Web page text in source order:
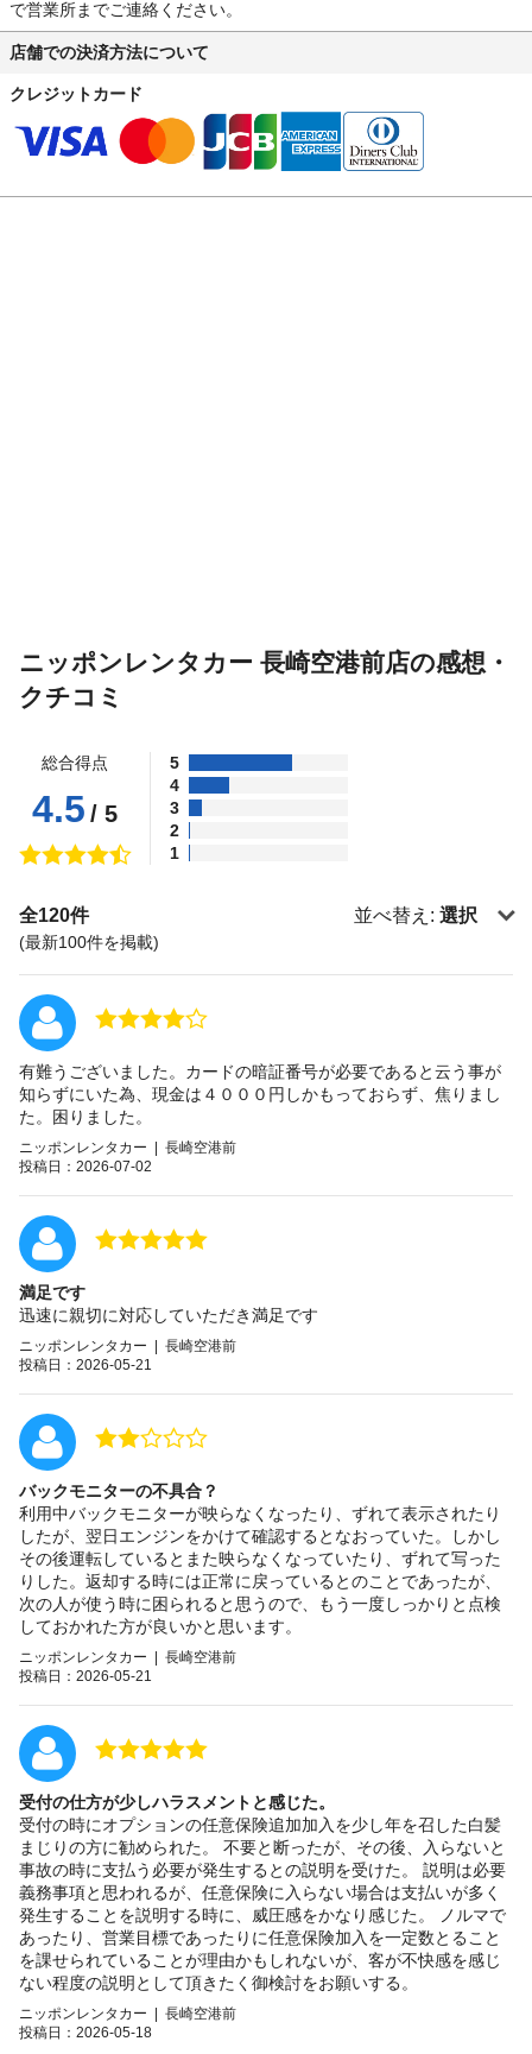
で営業所までご連絡ください。
店舗での決済方法について
クレジットカード
ニッポンレンタカー 長崎空港前店の感想・
クチコミ
総合得点
4.5 / 5
5
4
3
2
1
全120件
(最新100件を掲載)
並べ替え: 選択
有難うございました。カードの暗証番号が必要であると云う事が
知らずにいた為、現金は４０００円しかもっておらず、焦りまし
た。困りました。
ニッポンレンタカー | 長崎空港前
投稿日：2026-07-02
満足です
迅速に親切に対応していただき満足です
ニッポンレンタカー | 長崎空港前
投稿日：2026-05-21
バックモニターの不具合？
利用中バックモニターが映らなくなったり、ずれて表示されたり
したが、翌日エンジンをかけて確認するとなおっていた。しかし
その後運転しているとまた映らなくなっていたり、ずれて写った
りした。返却する時には正常に戻っているとのことであったが、
次の人が使う時に困られると思うので、もう一度しっかりと点検
しておかれた方が良いかと思います。
ニッポンレンタカー | 長崎空港前
投稿日：2026-05-21
受付の仕方が少しハラスメントと感じた。
受付の時にオプションの任意保険追加加入を少し年を召した白髪
まじりの方に勧められた。 不要と断ったが、その後、入らないと
事故の時に支払う必要が発生するとの説明を受けた。 説明は必要
義務事項と思われるが、任意保険に入らない場合は支払いが多く
発生することを説明する時に、威圧感をかなり感じた。 ノルマで
あったり、営業目標であったりに任意保険加入を一定数とること
を課せられていることが理由かもしれないが、客が不快感を感じ
ない程度の説明として頂きたく御検討をお願いする。
ニッポンレンタカー | 長崎空港前
投稿日：2026-05-18